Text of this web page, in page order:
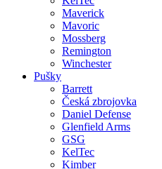
Maverick
Mavoric
Mossberg
Remington
Winchester
Pušky
Barrett
Česká zbrojovka
Daniel Defense
Glenfield Arms
GSG
KelTec
Kimber